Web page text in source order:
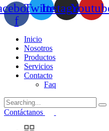
f
TwitterInstagram
Inicio
Nosotros
Productos
Servicios
Contacto
Faq
Search
for:
Contáctanos